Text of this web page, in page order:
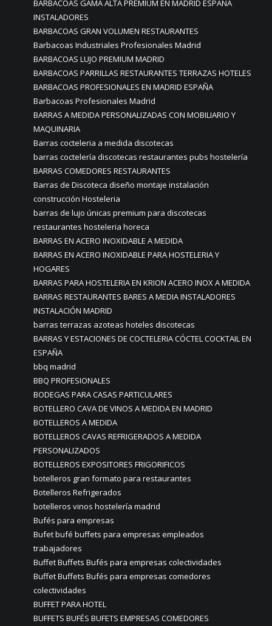
BARBACOAS GAMA ALTA PREMIUM EN MADRID ESPAÑA
INSTALADORES
BARBACOAS GRAN VOLUMEN RESTAURANTES
Barbacoas Industriales Profesionales Madrid
BARBACOAS LUJO PREMIUM MADRID
BARBACOAS PARRILLAS RESTAURANTES TERRAZAS HOTELES
BARBACOAS PROFESIONALES EN MADRID ESPAÑA
Barbacoas Profesionales Madrid
BARRAS A MEDIDA PERSONALIZADAS CON MOBILIARIO Y
MAQUINARIA
Barras cocteleria a medida discotecas
barras coctelería discotecas restaurantes pubs hostelería
BARRAS COMEDORES RESTAURANTES
Barras de Discoteca diseño montaje instalación
construcción Hosteleria
barras de lujo únicas premium para discotecas
restaurantes hosteleria horeca
BARRAS EN ACERO INOXIDABLE A MEDIDA
BARRAS EN ACERO INOXIDABLE PARA HOSTELERIA Y
HOGARES
BARRAS PARA HOSTELERIA EN KRION ACERO INOX A MEDIDA
BARRAS RESTAURANTES BARES A MEDIA INSTALADORES
INSTALACIÓN MADRID
barras terrazas azoteas hoteles discotecas
BARRAS Y ESTACIONES DE COCTELERIA CÓCTEL COCKTAIL EN
ESPAÑA
bbq madrid
BBQ PROFESIONALES
BODEGAS PARA CASAS PARTICULARES
BOTELLERO CAVA DE VINOS A MEDIDA EN MADRID
BOTELLEROS A MEDIDA
BOTELLEROS CAVAS REFRIGERADOS A MEDIDA
PERSONALIZADOS
BOTELLEROS EXPOSITORES FRIGORIFICOS
botelleros gran formato para restaurantes
Botelleros Refrigerados
botelleros vinos hostelería madrid
Bufés para empresas
Bufet bufé buffets para empresas empleados
trabajadores
Buffet Buffets Bufés para empresas colectividades
Buffet Buffets Bufés para empresas comedores
colectividades
BUFFET PARA HOTEL
BUFFETS BUFÉS BUFETS EMPRESAS COMEDORES